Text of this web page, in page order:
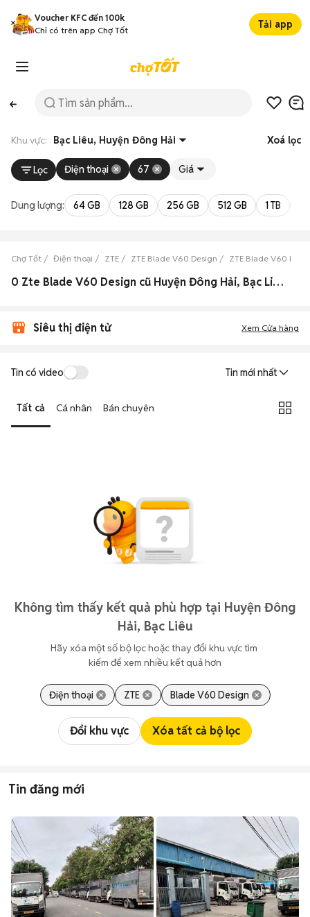
Voucher KFC đến 100k
Chỉ có trên app Chợ Tốt
Tải app
Khu vực: Bạc Liêu, Huyện Đông Hải Xoá lọc
Lọc Điện thoại 67 Giá
Dung lượng: 64 GB 128 GB 256 GB 512 GB 1 TB
Chợ Tốt Điện thoại ZTE ZTE Blade V60 Design ZTE Blade V60
0 Zte Blade V60 Design cũ Huyện Đông Hải, Bạc Liêu đẹp
Siêu thị điện tử Xem Cửa hàng
Tin có video Tin mới nhất
Tất cả Cá nhân Bán chuyên
Không tìm thấy kết quả phù hợp tại Huyện Đông
Hải, Bạc Liêu
Hãy xóa một số bộ lọc hoặc thay đổi khu vực tìm
kiếm để xem nhiều kết quả hơn
Điện thoại ZTE Blade V60 Design
Đổi khu vực Xóa tất cả bộ lọc
Tin đăng mới